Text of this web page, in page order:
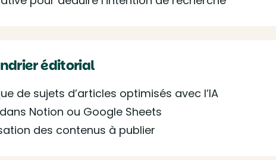
éditorial
de sujets d’articles optimisés avec l’IA
Notion ou Google Sheets
des contenus à publier